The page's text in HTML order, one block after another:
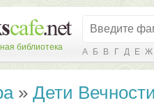
библиотека А Б В Г Д Е Ж
» Дети